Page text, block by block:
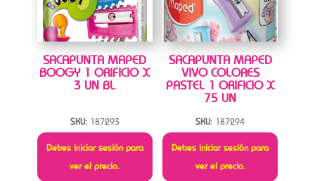
SACAPUNTA MAPED
BOOGY 1 ORIFICIO X
3 UN BL
SKU: 187293
Debes iniciar sesión para
ver el precio.
SACAPUNTA MAPED
VIVO COLORES
PASTEL 1 ORIFICIO X
75 UN
SKU: 187294
Debes iniciar sesión para
ver el precio.